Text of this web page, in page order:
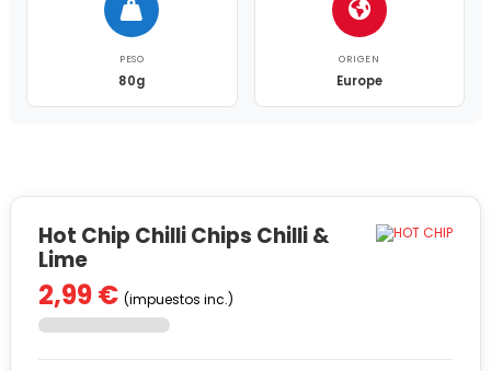
PESO
80g
ORIGEN
Europe
Hot Chip Chilli Chips Chilli &
Lime
2,99 € (impuestos inc.)